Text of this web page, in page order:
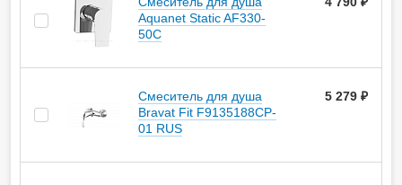
Aquanet Static AF330-
50С
Смеситель для душа
Bravat Fit F9135188CP-
01 RUS
5 279